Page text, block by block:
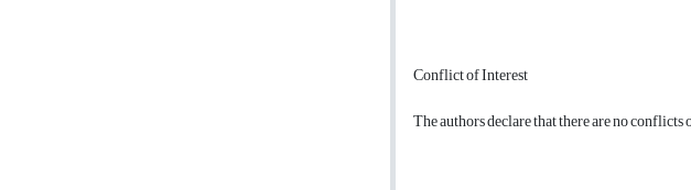
Conflict of Interest
The authors declare that there are no conflicts